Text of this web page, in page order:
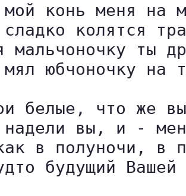
конь меня на
колятся
мальчоночку ты
юбчоночку на
белые, что же
надели вы, и -
в полуночи, в
будущий